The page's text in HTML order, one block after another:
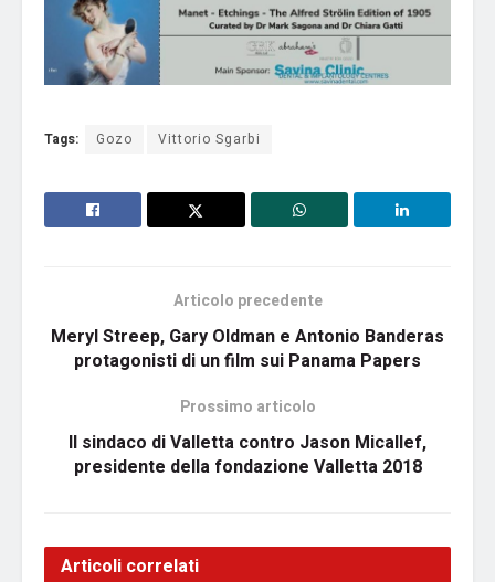
Tags: Gozo Vittorio Sgarbi
Articolo precedente
Meryl Streep, Gary Oldman e Antonio Banderas
protagonisti di un film sui Panama Papers
Prossimo articolo
Il sindaco di Valletta contro Jason Micallef,
presidente della fondazione Valletta 2018
Articoli correlati